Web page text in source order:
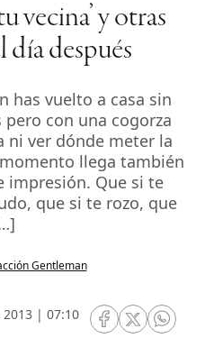
vecina’ y otras
día después
has vuelto a casa sin
con una cogorza
ni ver dónde meter la
llega también
impresión. Que si te
que si te rozo, que
Gentleman
| 07:10
RRSS Facebook
RRSSRRSS